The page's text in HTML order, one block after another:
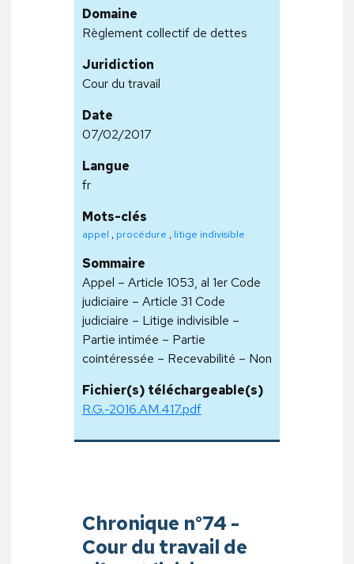
Domaine
Règlement collectif de dettes
Juridiction
Cour du travail
Date
07/02/2017
Langue
fr
Mots-clés
appel , procédure , litige indivisible
Sommaire
Appel – Article 1053, al 1er Code
judiciaire – Article 31 Code
judiciaire – Litige indivisible –
Partie intimée – Partie
cointéressée – Recevabilité – Non
Fichier(s) téléchargeable(s)
R.G.-2016.AM.417.pdf
Chronique n°74 -
Cour du travail de